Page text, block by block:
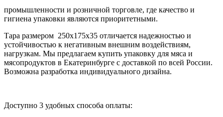
промышленности и розничной торговле, где качество и
гигиена упаковки являются приоритетными.
Тара размером 250х175х35 отличается надежностью и
устойчивостью к негативным внешним воздействиям,
нагрузкам. Мы предлагаем купить упаковку для мяса и
мясопродуктов в Екатеринбурге с доставкой по всей России.
Возможна разработка индивидуального дизайна.
Доступно 3 удобных способа оплаты: